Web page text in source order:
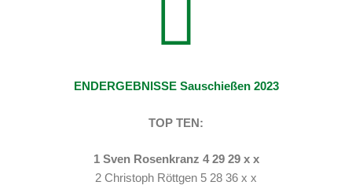
ENDERGEBNISSE Sauschießen 2023
TOP TEN:
1 Sven Rosenkranz 4 29 29 x x
2 Christoph Röttgen 5 28 36 x x